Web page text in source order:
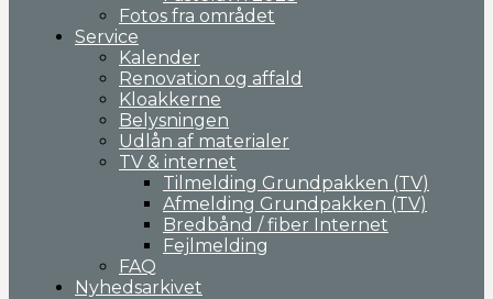
Fotos fra området
Service
Kalender
Renovation og affald
Kloakkerne
Belysningen
Udlån af materialer
TV & internet
Tilmelding Grundpakken (TV)
Afmelding Grundpakken (TV)
Bredbånd / fiber Internet
Fejlmelding
FAQ
Nyhedsarkivet